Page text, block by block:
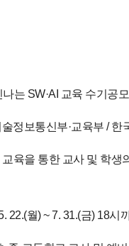
는 SW·AI 교육 수기공
정보통신부·교육부 /
교육을 통한 교사 및 학생
22.(월) ~ 7. 31.(금) 18시